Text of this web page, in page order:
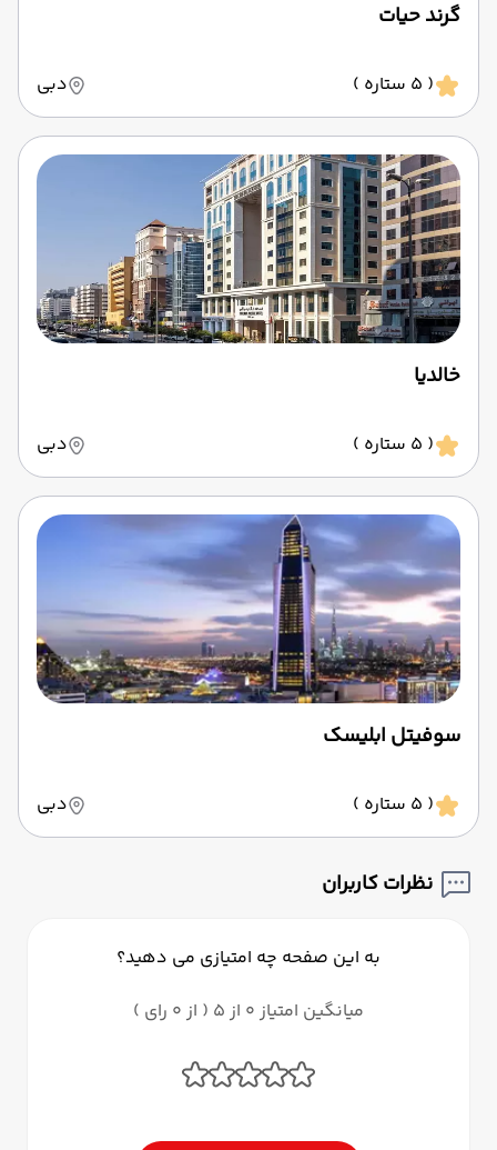
گرند حیات
( 5 ستاره ) دبی
خالدیا
( 5 ستاره ) دبی
سوفیتل ابلیسک
( 5 ستاره ) دبی
نظرات کاربران
به این صفحه چه امتیازی می دهید؟
میانگین امتیاز 0 از 5 ( از 0 رای )